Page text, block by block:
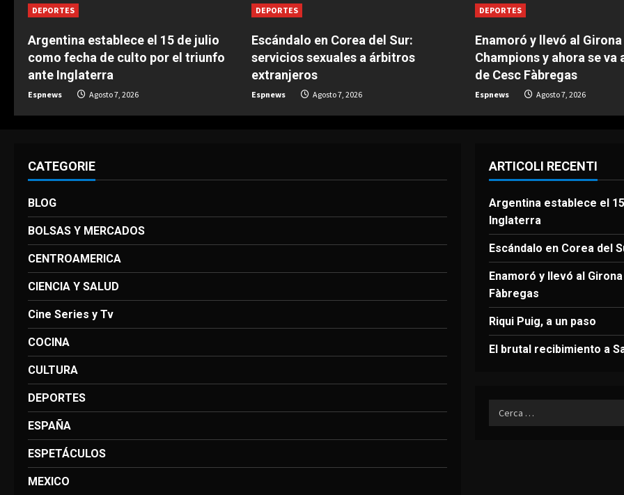
DEPORTES
Argentina establece el 15 de julio
como fecha de culto por el triunfo
ante Inglaterra
Espnews Agosto 7, 2026
DEPORTES
Escándalo en Corea del Sur:
servicios sexuales a árbitros
extranjeros
Espnews Agosto 7, 2026
DEPORTES
Enamoró y llevó al Girona
Champions y ahora se va
de Cesc Fàbregas
Espnews Agosto 7, 2026
CATEGORIE
BLOG
BOLSAS Y MERCADOS
CENTROAMERICA
CIENCIA Y SALUD
Cine Series y Tv
COCINA
CULTURA
DEPORTES
ESPAÑA
ESPETÁCULOS
MEXICO
ARTICOLI RECENTI
Argentina establece el
Inglaterra
Escándalo en Corea del
Enamoró y llevó al
Fàbregas
Riqui Puig, a un paso
El brutal recibimiento a
Ricerca
per: